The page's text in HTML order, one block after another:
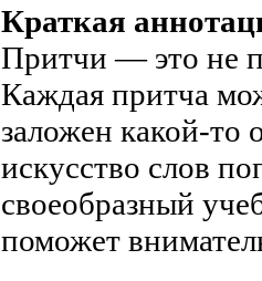
Краткая
Притчи — это не
Каждая притча
заложен какой-
искусство слов
своеобразный
поможет